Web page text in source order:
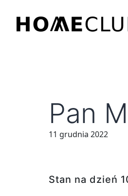
treści
Pan
11 grudnia 2022
Stan na dzień